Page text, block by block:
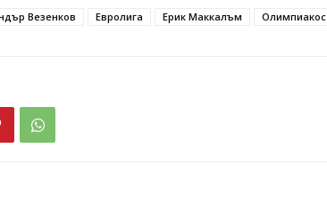
Везенков Евролига Ерик Маккалъм Олимпиакос